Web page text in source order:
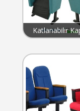
Katlanabilir